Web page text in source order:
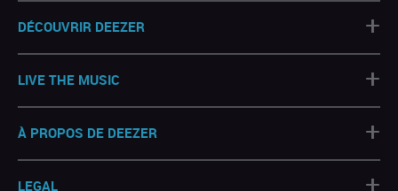
DÉCOUVRIR DEEZER +
LIVE THE MUSIC +
À PROPOS DE DEEZER +
LEGAL +